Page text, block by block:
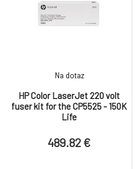
HP Color LaserJet 220 volt
fuser kit for the CP5525 - 150K
Life
Na dotaz
489.82 €